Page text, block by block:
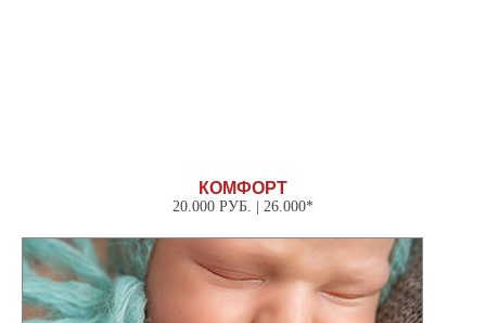
КОМФОРТ
20.000 РУБ. | 26.000*